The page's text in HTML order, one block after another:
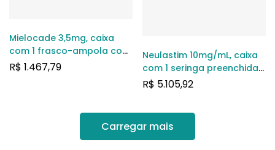
Mielocade 3,5mg, caixa
com 1 frasco-ampola com
pó para solução de uso
R$ 1.467,79
Neulastim 10mg/mL, caixa
com 1 seringa preenchida
com 0,6mL de solução de
R$ 5.105,92
Carregar mais